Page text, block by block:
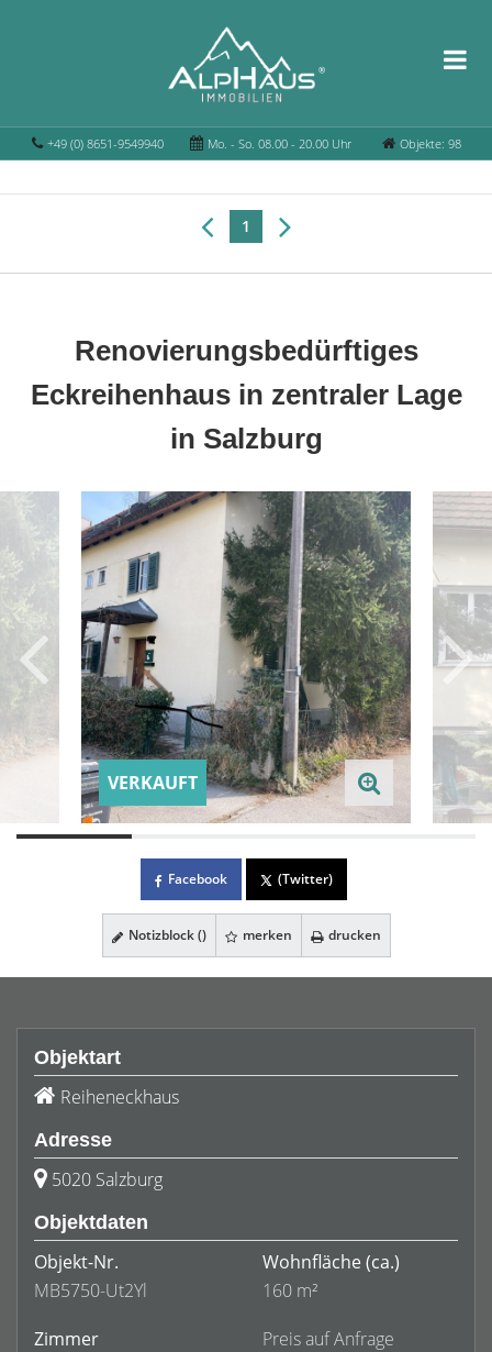
+49 (0) 8651-9549940 Mo. - So. 08.00 - 20.00 Uhr Objekte: 98
1
Renovierungsbedürftiges
Eckreihenhaus in zentraler Lage
in Salzburg
VERKAUFT
Facebook (Twitter)
Notizblock () merken drucken
Objektart
Reiheneckhaus
Adresse
5020 Salzburg
Objektdaten
Objekt-Nr.
MB5750-Ut2Yl
Wohnfläche (ca.)
160 m²
Zimmer
Preis auf Anfrage